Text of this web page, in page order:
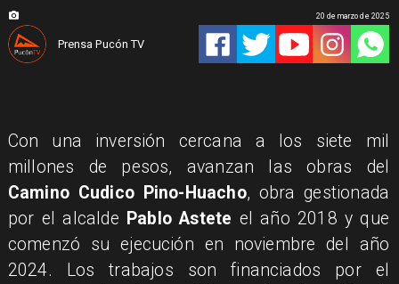
Prensa Pucón TV
20 de marzo de 2025
Con una inversión cercana a los siete mil
millones de pesos, avanzan las obras del
Camino Cudico Pino-Huacho, obra gestionada
por el alcalde Pablo Astete el año 2018 y que
comenzó su ejecución en noviembre del año
2024. Los trabajos son financiados por el